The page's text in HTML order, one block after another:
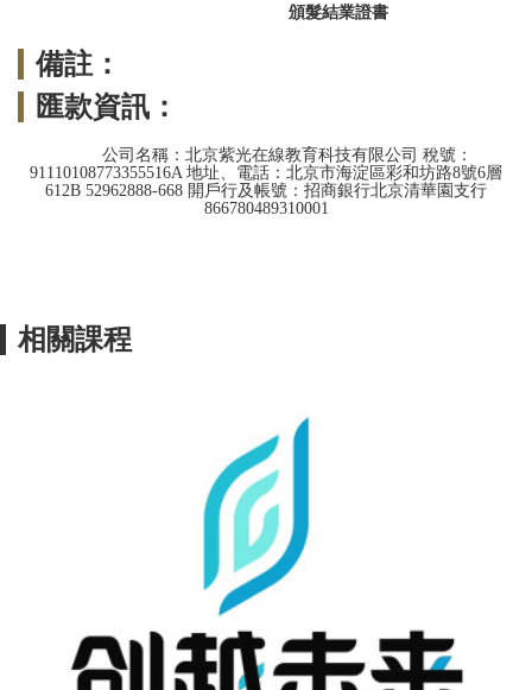
頒髮結業證書
備註：
匯款資訊：
公司名稱：北京紫光在線教育科技有限公司 稅號：
91110108773355516A 地址、電話：北京市海淀區彩和坊路8號6層
612B 52962888-668 開戶行及帳號：招商銀行北京清華園支行
866780489310001
相關課程